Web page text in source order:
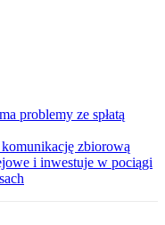
problemy ze spłatą
zbiorową
i inwestuje w pociągi